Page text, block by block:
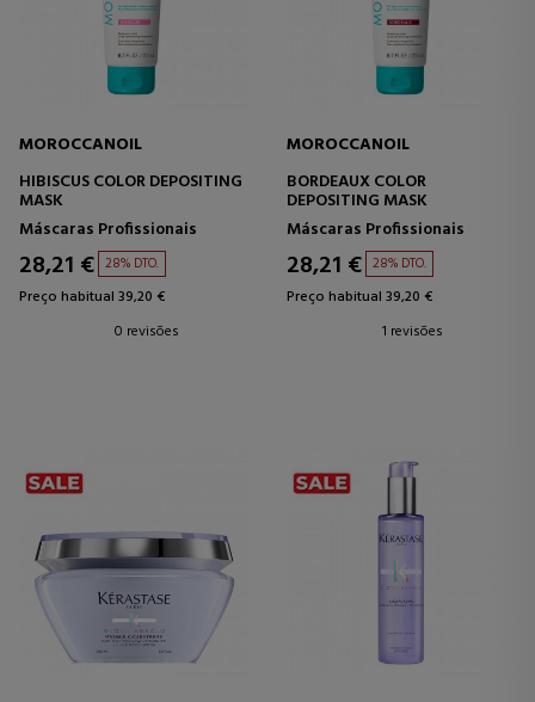
MOROCCANOIL
HIBISCUS COLOR DEPOSITING
MASK
Máscaras Profissionais
28,21 € 28% DTO.
Preço habitual 39,20 €
0 revisões
MOROCCANOIL
BORDEAUX COLOR
DEPOSITING MASK
Máscaras Profissionais
28,21 € 28% DTO.
Preço habitual 39,20 €
1 revisões